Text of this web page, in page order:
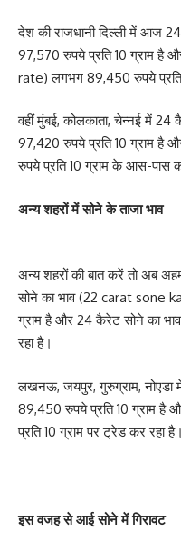
देश की राजधानी दिल्ली में आज
97,570 रुपये प्रति 10 ग्राम है
rate) लगभग 89,450 रुपये प्रति
वहीं मुंबई, कोलकाता, चेन्नई में
97,420 रुपये प्रति 10 ग्राम है
रुपये प्रति 10 ग्राम के आस­-पास
अन्य शहरों में सोने के ताजा भाव
अन्य शहरों की बात करें तो अब
सोने का भाव (22 carat sone
ग्राम है और 24 कैरेट सोने का भाव
रहा है।
लखनऊ, जयपुर, गुरुग्राम, नोएडा
89,450 रुपये प्रति 10 ग्राम है
प्रति 10 ग्राम पर ट्रेड कर रहा है।
इस वजह से आई सोने में गिरावट